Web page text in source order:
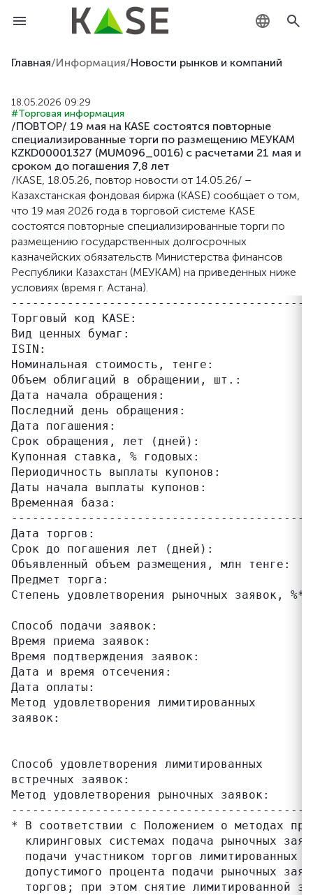
KZ
EN
Главная/Информация/Новости рынков и компаний
18.05.2026 09:29
#Торговая информация
/ПОВТОР/ 19 мая на KASE состоятся повторные
специализированные торги по размещению МЕУКАМ
KZKD00001327 (MUM096_0016) с расчетами 21 мая и
сроком до погашения 7,8 лет
/KASE, 18.05.26, повтор новости от 14.05.26/ –
Казахстанская фондовая биржа (KASE) сообщает о том,
что 19 мая 2026 года в торговой системе KASE
состоятся повторные специализированные торги по
размещению государственных долгосрочных
казначейских обязательств Министерства финансов
Республики Казахстан (МЕУКАМ) на приведенных ниже
условиях (время г. Астана).
Торговый код KASE:
Вид ценных бумаг:
ISIN:
Номинальная стоимость, тенге:
Объем облигаций в обращении, шт.:
Дата начала обращения:
Последний день обращения:
Дата погашения:
Срок обращения, лет (дней):
Купонная ставка, % годовых:
Периодичность выплаты купонов:
Даты начала выплаты купонов:
Временная база:
Дата торгов:
Срок до погашения лет (дней):
Объявленный объем размещения, млн
Предмет торга:
Степень удовлетворения рыночных
Способ подачи заявок:
Время приема заявок:
Время подтверждения заявок:
Дата и время отсечения:
Дата оплаты:
Метод удовлетворения лимитированных
заявок:
Способ удовлетворения лимитированных
встречных заявок:
Метод удовлетворения рыночных заявок:
* В соответствии с Положением о методах
клиринговых системах подача рыночных
подачи участником торгов лимитированных
допустимого процента подачи рыночных
торгов; при этом снятие лимитированной